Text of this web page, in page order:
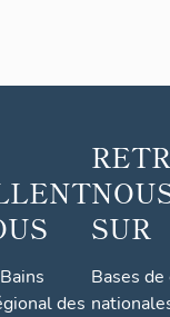
des
SUR
Bases